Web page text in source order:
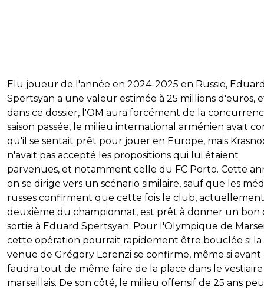
Elu joueur de l'année en 2024-2025 en Russie,
Spertsyan a une valeur estimée à 25 millions d'euros,
dans ce dossier, l'OM aura forcément de la
saison passée, le milieu international arménien avait
qu'il se sentait prêt pour jouer en Europe, mais
n'avait pas accepté les propositions qui lui étaient
parvenues, et notamment celle du FC Porto. Cette
on se dirige vers un scénario similaire, sauf que les
russes confirment que cette fois le club, actuellement
deuxième du championnat, est prêt à donner un bon
sortie à Eduard Spertsyan. Pour l'Olympique de
cette opération pourrait rapidement être bouclée si la
venue de Grégory Lorenzi se confirme, même si avant
faudra tout de même faire de la place dans le vestiaire
marseillais. De son côté, le milieu offensif de 25 ans